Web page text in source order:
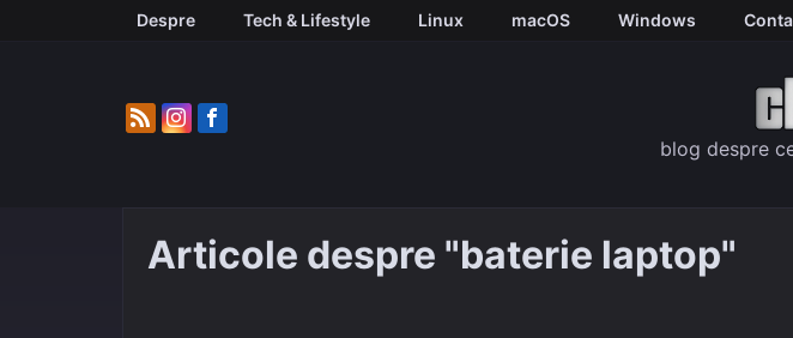
Despre Tech & Lifestyle Linux macOS Windows
blog despre
Articole despre "baterie laptop"